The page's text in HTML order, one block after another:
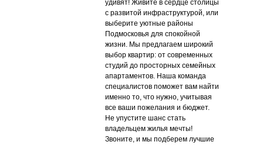
удивят! Живите в сердце столицы
с развитой инфраструктурой, или
выберите уютные районы
Подмосковья для спокойной
жизни. Мы предлагаем широкий
выбор квартир: от современных
студий до просторных семейных
апартаментов. Наша команда
специалистов поможет вам найти
именно то, что нужно, учитывая
все ваши пожелания и бюджет.
Не упустите шанс стать
владельцем жилья мечты!
Звоните, и мы подберем лучшие